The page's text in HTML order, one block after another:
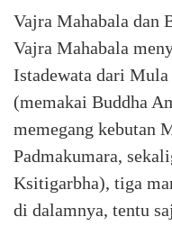
Vajra Mahabala dan
Vajra Mahabala
Istadewata dari
(memakai Buddha
memegang kebutan
Padmakumara,
Ksitigarbha), tiga
di dalamnya, tentu